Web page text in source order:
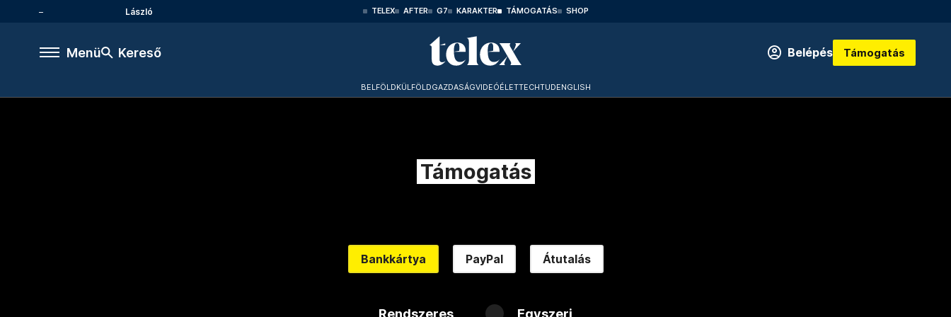
László TELEX AFTER G7 KARAKTER TÁMOGATÁS SHOP
Menü Kereső Belépés Támogatás
BELFÖLDKÜLFÖLDGAZDASÁGVIDEÓÉLETTECHTUDENGLISH
Támogatás
Bankkártya PayPal Átutalás
Rendszeres Egyszeri